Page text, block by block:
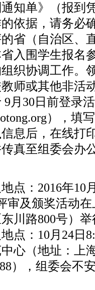
知单》（报到
依据，请务必
（自治区、
入围学生报名
织协调工作。
师或其他非活
月30日前登录
），填
息后，在线打
真至组委会办
：2016年10
审及颁奖活动
川路800号）
：10月24日
心（地址：上
），组委会不